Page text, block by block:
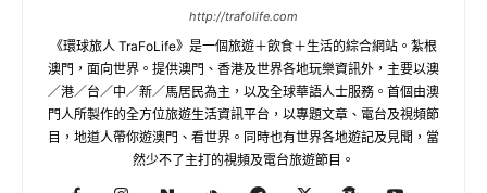
http://trafolife.com
《環球旅人 TraFoLife》是一個旅遊＋飲食＋生活的綜合網站。紮根
澳門，面向世界。提供澳門、香港及世界各地玩樂資訊外，主要以澳
／港／台／中／新／馬居民為主，以及全球華語人士服務。首個由澳
門人所製作的全方位旅遊生活資訊平台，以專題文章、電台及視頻節
目，地道人帶你遊澳門、看世界。同時也有世界各地遊記及見聞，當
然少不了主打的視頻及電台旅遊節目。